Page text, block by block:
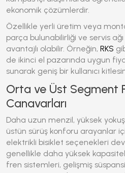
ekonomik çözümlerdir.
Özellikle yerli üretim veya
parça bulunabilirliği ve servis ağı
avantajlı olabilir. Örneğin, RKS
de ikinci el pazarında uygun
sunarak geniş bir kullanıcı
Orta ve Üst Segment
Canavarları
Daha uzun menzil, yüksek
üstün sürüş konforu arayanlar
elektrikli bisiklet seçenekleri
genellikle daha yüksek
fren sistemleri, gelişmiş